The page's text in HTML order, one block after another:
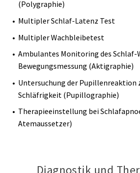
(Polygraphie)
Multipler Schlaf-Latenz Test
Multipler Wachbleibetest
Ambulantes Monitoring des Schlaf-
Bewegungsmessung (Aktigraphie)
Untersuchung der Pupillenreaktion
Schläfrigkeit (Pupillographie)
Therapieeinstellung bei
Atemaussetzer)
Diagnostik und